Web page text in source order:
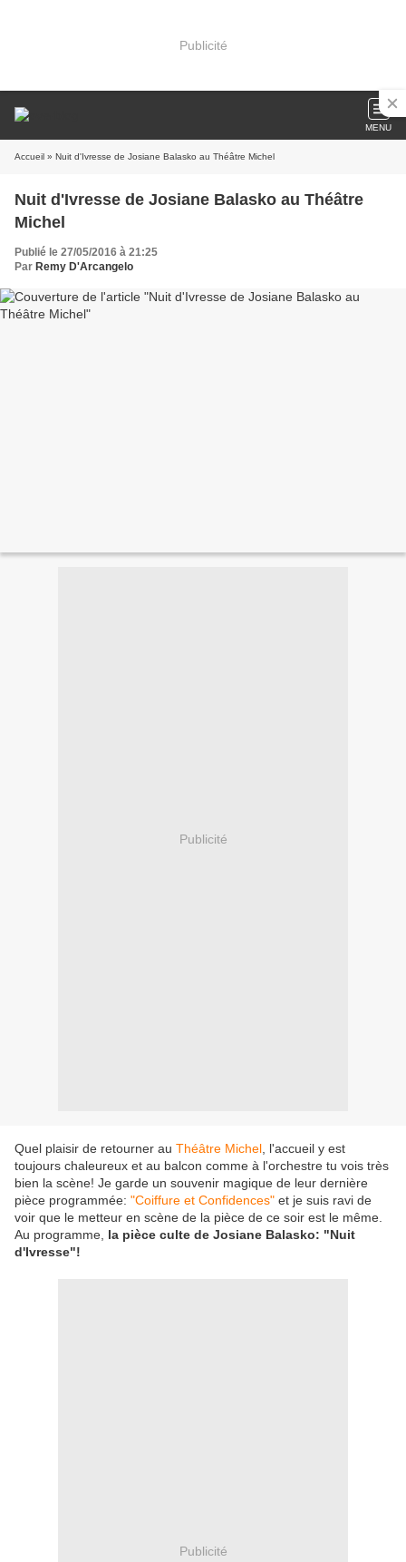
Publicité
MENU
Accueil » Nuit d'Ivresse de Josiane Balasko au Théâtre Michel
Nuit d'Ivresse de Josiane Balasko au Théâtre
Michel
Publié le 27/05/2016 à 21:25
Par Remy D'Arcangelo
Publicité
Quel plaisir de retourner au Théâtre Michel , l'accueil y est
toujours chaleureux et au balcon comme à l'orchestre tu vois très
bien la scène! Je garde un souvenir magique de leur dernière
pièce programmée: "Coiffure et Confidences" et je suis ravi de
voir que le metteur en scène de la pièce de ce soir est le même.
Au programme, la pièce culte de Josiane Balasko: "Nuit
d'Ivresse"!
Publicité